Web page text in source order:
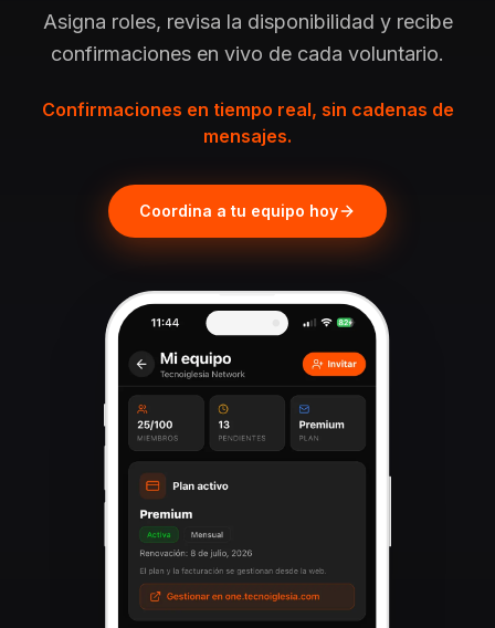
Asigna roles, revisa la disponibilidad y recibe
confirmaciones en vivo de cada voluntario.
Confirmaciones en tiempo real, sin cadenas de
mensajes.
Coordina a tu equipo hoy